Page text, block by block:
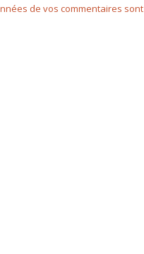
de vos commentaires sont